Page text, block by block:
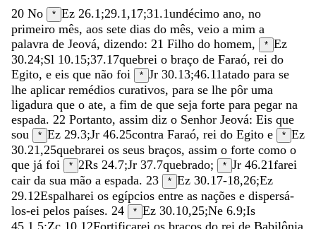
20 No * Ez 26.1 ;29.1 ,17;31.1undécimo ano, no
primeiro mês, aos sete dias do mês, veio a mim a
palavra de Jeová, dizendo: 21 Filho do homem, * Ez
30.24;Sl 10.15;37.17quebrei o braço de Faraó, rei do
Egito, e eis que não foi * Jr 30.13;46.11atado para se
lhe aplicar remédios curativos, para se lhe pôr uma
ligadura que o ate, a fim de que seja forte para pegar na
espada. 22 Portanto, assim diz o Senhor Jeová: Eis que
sou
* Ez 29.3;Jr 46.25contra Faraó, rei do Egito e * Ez
30.21 ,25quebrarei os seus braços, assim o forte como o
que já foi * 2Rs 24.7;Jr 37.7quebrado; * Jr 46.21farei
cair da sua mão a espada. 23 * Ez 30.17-18,26;Ez
29.12Espalharei os egípcios entre as nações e dispersá-
los-ei pelos países. 24 * Ez 30.10,25;Ne 6.9;Is
45.1 ,5;Zc 10.12Fortificarei os braços do rei de Babilônia